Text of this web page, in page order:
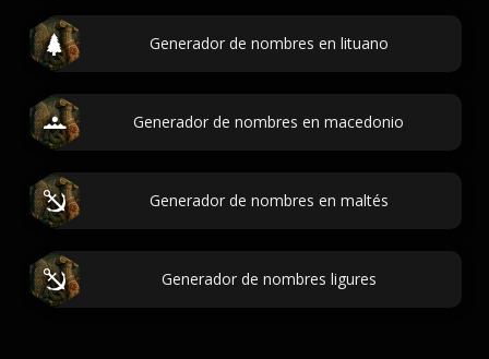
Generador de nombres en lituano
Generador de nombres en macedonio
Generador de nombres en maltés
Generador de nombres ligures